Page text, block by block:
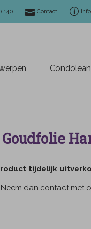
140 Contact
tijdelijk
dan contact met